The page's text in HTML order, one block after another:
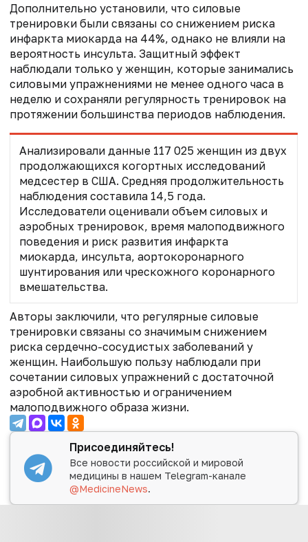
Дополнительно установили, что силовые
тренировки были связаны со снижением риска
инфаркта миокарда на 44%, однако не влияли на
вероятность инсульта. Защитный эффект
наблюдали только у женщин, которые занимались
силовыми упражнениями не менее одного часа в
неделю и сохраняли регулярность тренировок на
протяжении большинства периодов наблюдения.
Анализировали данные 117 025 женщин из двух
продолжающихся когортных исследований
медсестер в США. Средняя продолжительность
наблюдения составила 14,5 года.
Исследователи оценивали объем силовых и
аэробных тренировок, время малоподвижного
поведения и риск развития инфаркта
миокарда, инсульта, аортокоронарного
шунтирования или чрескожного коронарного
вмешательства.
Авторы заключили, что регулярные силовые
тренировки связаны со значимым снижением
риска сердечно-сосудистых заболеваний у
женщин. Наибольшую пользу наблюдали при
сочетании силовых упражнений с достаточной
аэробной активностью и ограничением
малоподвижного образа жизни.
Присоединяйтесь!
Все новости российской и мировой
медицины в нашем Telegram-канале
@MedicineNews.